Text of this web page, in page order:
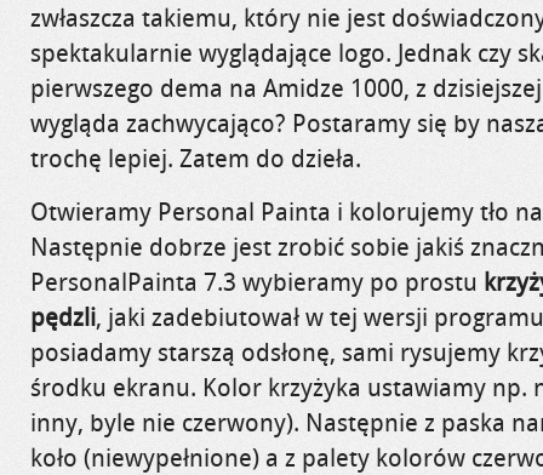
zwłaszcza takiemu, który nie jest
spektakularnie wyglądające logo. Jednak czy
pierwszego dema na Amidze 1000, z
wygląda zachwycająco? Postaramy się by
trochę lepiej. Zatem do dzieła.
Otwieramy Personal Painta i kolorujemy tło
Następnie dobrze jest zrobić sobie jakiś
PersonalPainta 7.3 wybieramy po prostu
pędzli, jaki zadebiutował w tej wersji
posiadamy starszą odsłonę, sami rysujemy
środku ekranu. Kolor krzyżyka ustawiamy np.
inny, byle nie czerwony). Następnie z paska
koło (niewypełnione) a z palety kolorów